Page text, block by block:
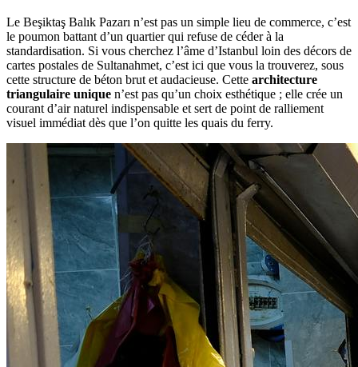
Le Beşiktaş Balık Pazarı n’est pas un simple lieu de commerce, c’est
le poumon battant d’un quartier qui refuse de céder à la
standardisation. Si vous cherchez l’âme d’Istanbul loin des décors de
cartes postales de Sultanahmet, c’est ici que vous la trouverez, sous
cette structure de béton brut et audacieuse. Cette architecture
triangulaire unique n’est pas qu’un choix esthétique ; elle crée un
courant d’air naturel indispensable et sert de point de ralliement
visuel immédiat dès que l’on quitte les quais du ferry.